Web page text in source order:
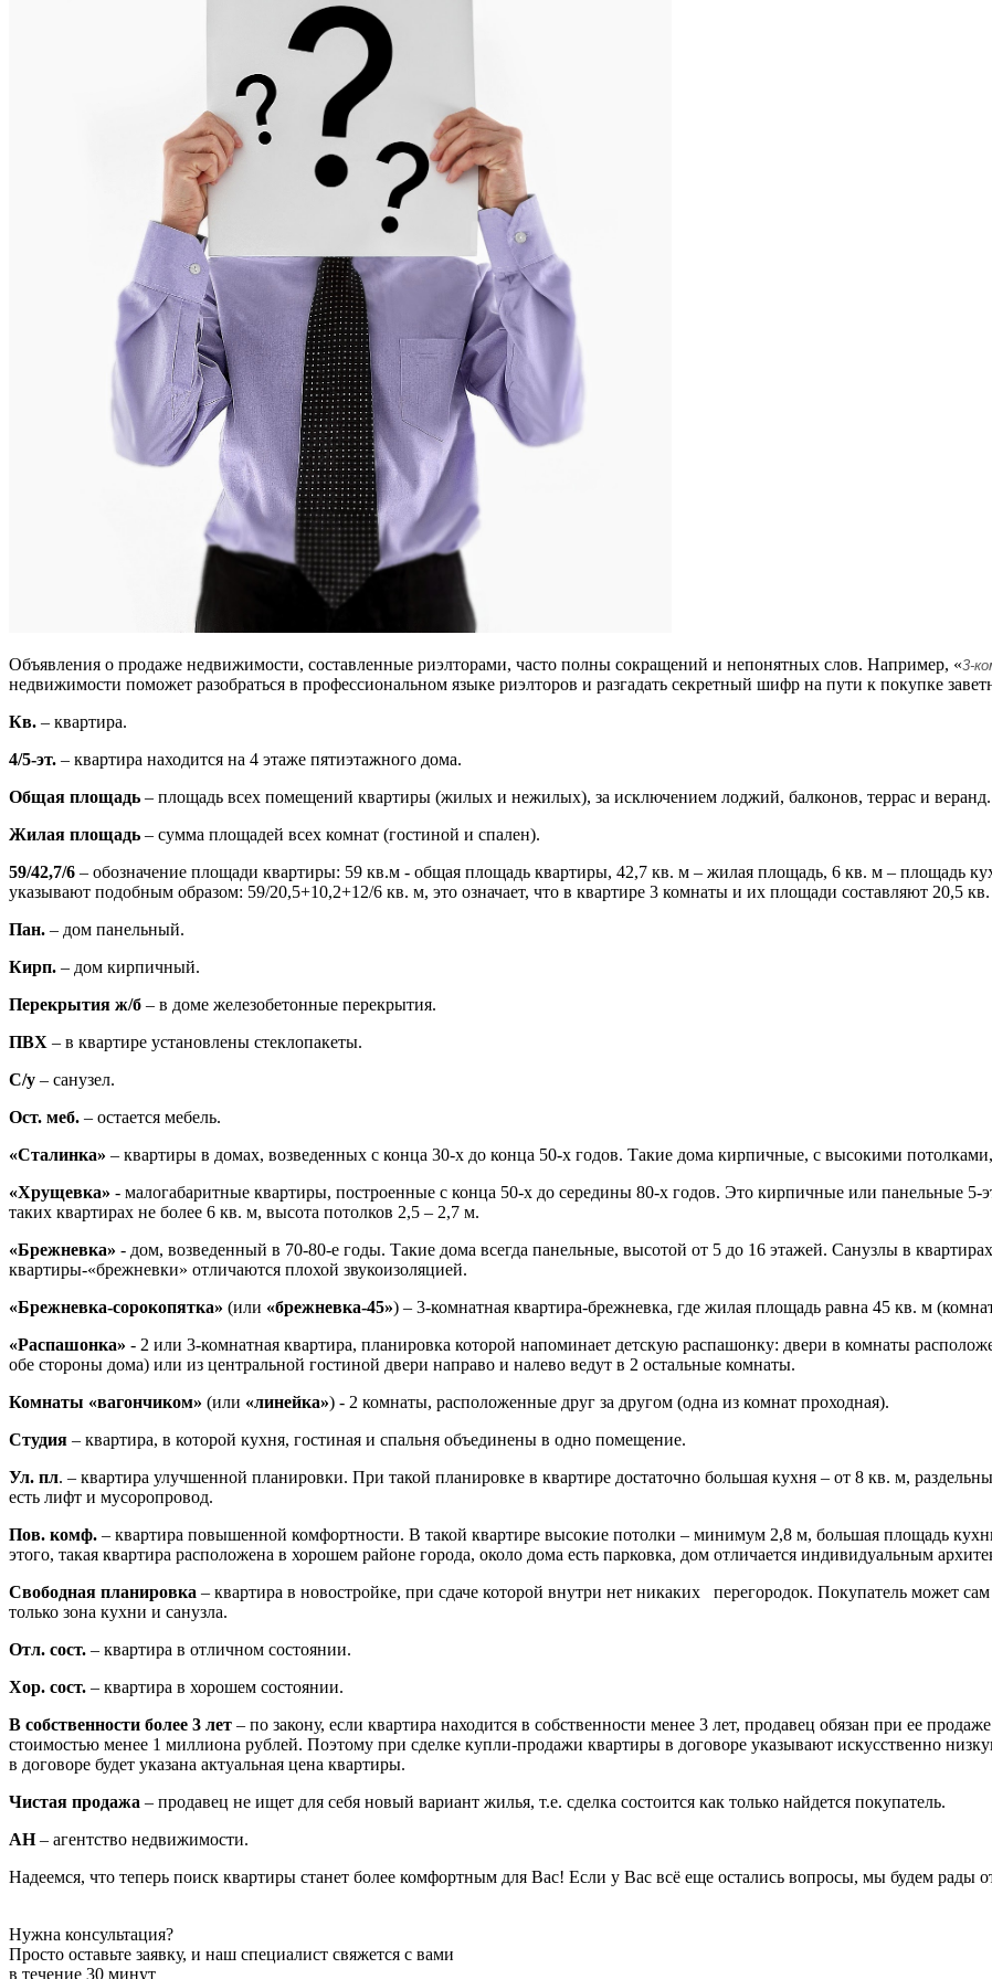
Объявления о продаже недвижимости, составленные риэлторами, часто полны сокращений и непонятных слов. Например, «3-
недвижимости поможет разобраться в профессиональном языке риэлторов и разгадать секретный шифр на пути к покупке
Кв. – квартира.
4/5-эт. – квартира находится на 4 этаже пятиэтажного дома.
Общая площадь – площадь всех помещений квартиры (жилых и нежилых), за исключением лоджий, балконов, террас и веранд.
Жилая площадь – сумма площадей всех комнат (гостиной и спален).
59/42,7/6 – обозначение площади квартиры: 59 кв.м - общая площадь квартиры, 42,7 кв. м – жилая площадь, 6 кв. м – площадь
указывают подобным образом: 59/20,5+10,2+12/6 кв. м, это означает, что в квартире 3 комнаты и их площади составляют 20,5
Пан. – дом панельный.
Кирп. – дом кирпичный.
Перекрытия ж/б – в доме железобетонные перекрытия.
ПВХ – в квартире установлены стеклопакеты.
С/у – санузел.
Ост. меб. – остается мебель.
«Сталинка» – квартиры в домах, возведенных с конца 30-х до конца 50-х годов. Такие дома кирпичные, с высокими
«Хрущевка» - малогабаритные квартиры, построенные с конца 50-х до середины 80-х годов. Это кирпичные или панельные
таких квартирах не более 6 кв. м, высота потолков 2,5 – 2,7 м.
«Брежневка» - дом, возведенный в 70-80-е годы. Такие дома всегда панельные, высотой от 5 до 16 этажей. Санузлы в
квартиры-«брежневки» отличаются плохой звукоизоляцией.
«Брежневка-сорокопятка» (или «брежневка-45») – 3-комнатная квартира-брежневка, где жилая площадь равна 45 кв. м
«Распашонка» - 2 или 3-комнатная квартира, планировка которой напоминает детскую распашонку: двери в комнаты
обе стороны дома) или из центральной гостиной двери направо и налево ведут в 2 остальные комнаты.
Комнаты «вагончиком» (или «линейка») - 2 комнаты, расположенные друг за другом (одна из комнат проходная).
Студия – квартира, в которой кухня, гостиная и спальня объединены в одно помещение.
Ул. пл. – квартира улучшенной планировки. При такой планировке в квартире достаточно большая кухня – от 8 кв. м,
есть лифт и мусоропровод.
Пов. комф. – квартира повышенной комфортности. В такой квартире высокие потолки – минимум 2,8 м, большая площадь
этого, такая квартира расположена в хорошем районе города, около дома есть парковка, дом отличается индивидуальным
Свободная планировка – квартира в новостройке, при сдаче которой внутри нет никаких перегородок. Покупатель может
только зона кухни и санузла.
Отл. сост. – квартира в отличном состоянии.
Хор. сост. – квартира в хорошем состоянии.
В собственности более 3 лет – по закону, если квартира находится в собственности менее 3 лет, продавец обязан при ее
стоимостью менее 1 миллиона рублей. Поэтому при сделке купли-продажи квартиры в договоре указывают искусственно
в договоре будет указана актуальная цена квартиры.
Чистая продажа – продавец не ищет для себя новый вариант жилья, т.е. сделка состоится как только найдется покупатель.
АН– агентство недвижимости.
Надеемся, что теперь поиск квартиры станет более комфортным для Вас! Если у Вас всё еще остались вопросы, мы будем рады
Нужна консультация?
Просто оставьте заявку, и наш специалист свяжется с вами
в течение 30 минут